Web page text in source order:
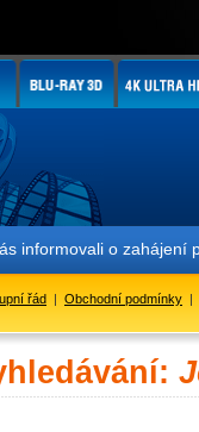
informovali o zahájení
řád | Obchodní podmínky |